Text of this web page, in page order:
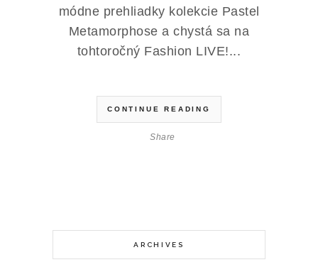
módne prehliadky kolekcie Pastel
Metamorphose a chystá sa na
tohtoročný Fashion LIVE!...
CONTINUE READING
Share
ARCHIVES